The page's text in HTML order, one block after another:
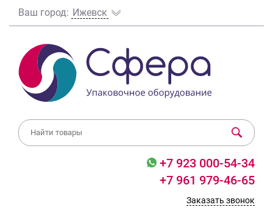
Ваш город: Ижевск
+7 923 000-54-34
+7 961 979-46-65
Заказать звонок